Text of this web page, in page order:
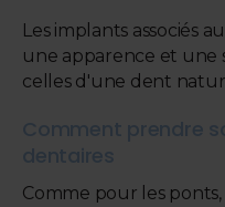
Les implants associés
une apparence et une
celles d'une dent
Comment prendre
dentaires
Comme pour les